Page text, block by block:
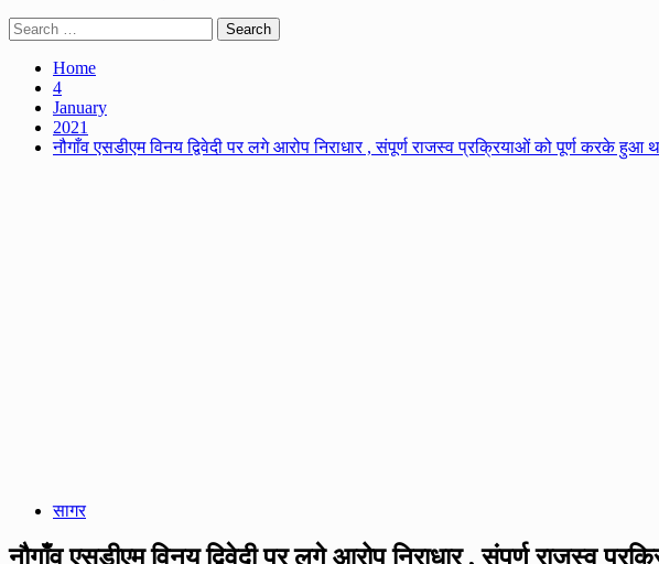
Search
for:
Home
4
January
2021
नौगाँव एसडीएम विनय द्विवेदी पर लगे आरोप निराधार , संपूर्ण राजस्व प्रक्रियाओं को पूर्ण करके हुआ
सागर
नौगाँव एसडीएम विनय द्विवेदी पर लगे आरोप निराधार , संपूर्ण राजस्व